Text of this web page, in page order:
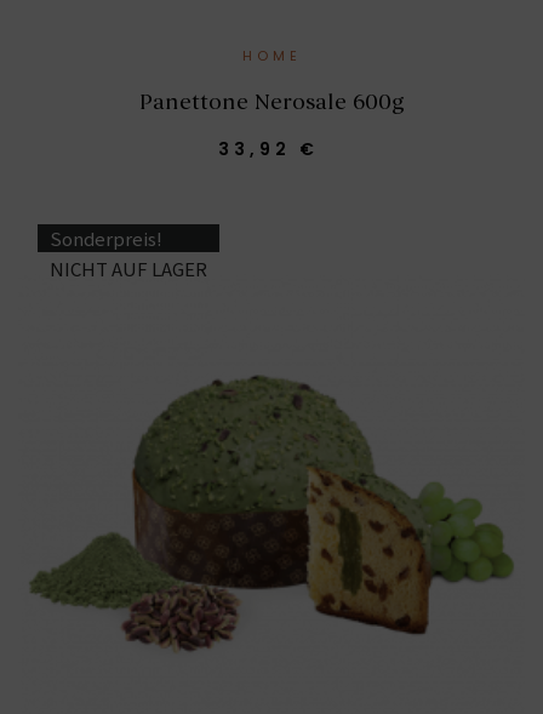
HOME
Panettone Nerosale 600g
33,92 €
Sonderpreis!
NICHT AUF LAGER